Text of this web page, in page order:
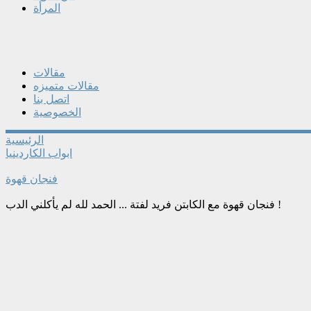
المرأة
مقالات
مقالات متميزه
اتصل بنا
الخصوصية
الرئيسية
ابواب الكاردينيا
فنجان قهوة
فنجان قهوة مع الكابتن فريد لفتة ... الحمد لله لم يأكلني الدب !